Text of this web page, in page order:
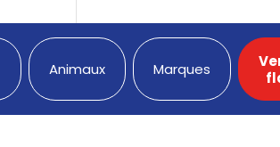
Animaux Marques